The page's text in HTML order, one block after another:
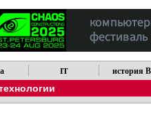
IT история